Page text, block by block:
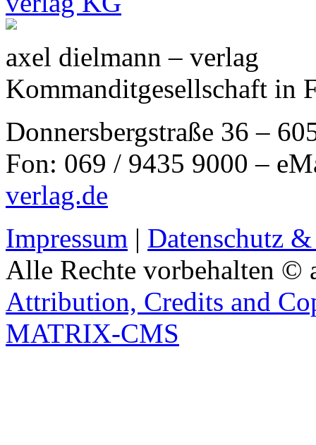
axel dielmann – verlag
Kommanditgesellschaft in
Donnersbergstraße 36 –
Fon: 069 / 9435 9000 –
verlag.de
Impressum | Datenschutz
Alle Rechte vorbehalten ©
Attribution, Credits and
MATRIX-CMS